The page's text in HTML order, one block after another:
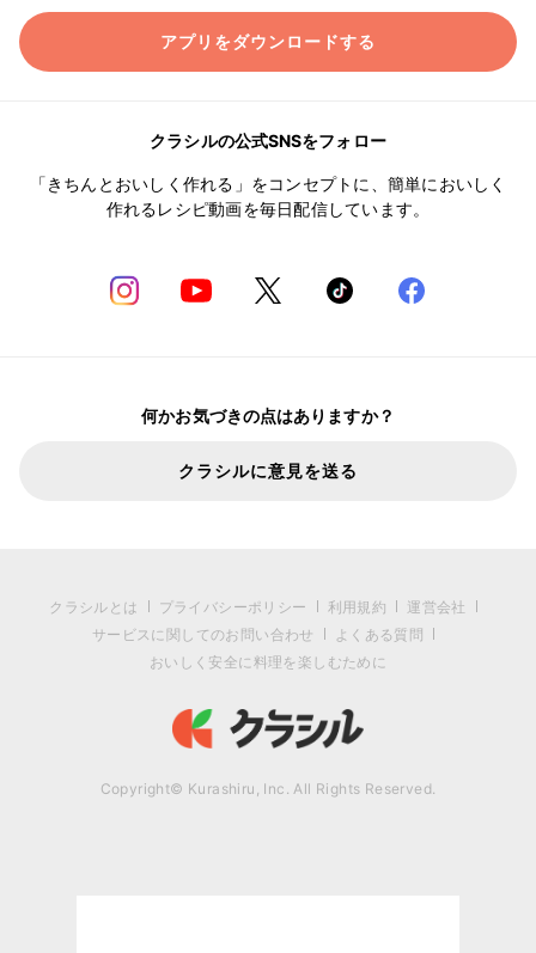
アプリをダウンロードする
クラシルの公式SNSをフォロー
「きちんとおいしく作れる」をコンセプトに、簡単においしく
作れるレシピ動画を毎日配信しています。
何かお気づきの点はありますか？
クラシルに意見を送る
クラシルとは プライバシーポリシー 利用規約
運営会社
サービスに関してのお問い合わせ
よくある質問
おいしく安全に料理を楽しむために
Copyright© Kurashiru, Inc. All Rights Reserved.